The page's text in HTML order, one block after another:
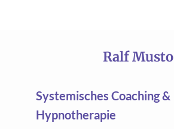
Ralf Musto
Systemisches Coaching &
Hypnotherapie